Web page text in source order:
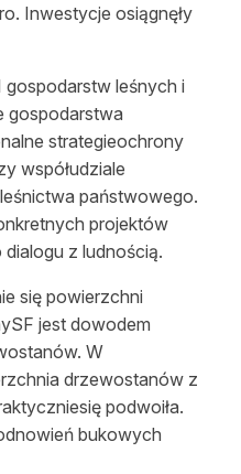
Inwestycje osiągnęły
gospodarstw leśnych i
gospodarstwa
strategieochrony
współudziale
państwowego.
projektów
z ludnością.
się powierzchni
jest dowodem
W
drzewostanów z
podwoiła.
bukowych